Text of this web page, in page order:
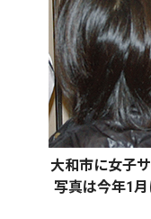
大和市に女子
写真は今年1